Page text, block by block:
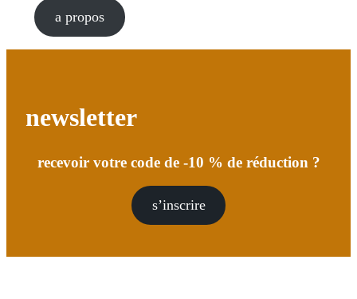
a propos
newsletter
recevoir votre code de -10 % de réduction ?
s’inscrire